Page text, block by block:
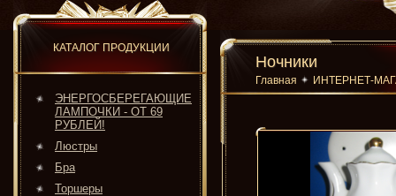
КАТАЛОГ ПРОДУКЦИИ
ЭНЕРГОСБЕРЕГАЮЩИЕ
ЛАМПОЧКИ - ОТ 69
РУБЛЕЙ!
Люстры
Бра
Торшеры
Ночники
Главная ИНТЕРНЕТ-